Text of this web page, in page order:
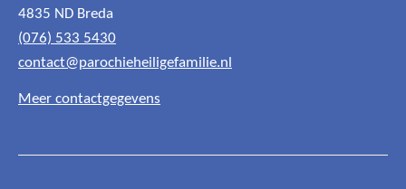
4835 ND Breda
(076) 533 5430
contact@parochieheiligefamilie.nl
Meer contactgegevens